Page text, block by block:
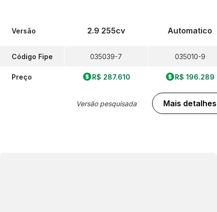
Versão
Código Fipe
Preço
2.9 255cv
035039-7
R$ 287.610
Versão pesquisada
Automatico
035010-9
R$ 196.289
Mais detalhes